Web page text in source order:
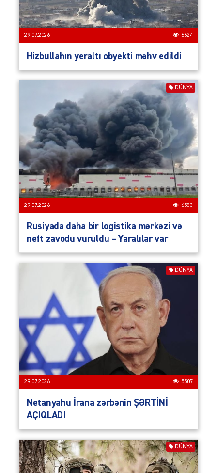
29.07.2026 6624
Hizbullahın yeraltı obyekti məhv edildi
DÜNYA
29.07.2026 6583
Rusiyada daha bir logistika mərkəzi və
neft zavodu vuruldu – Yaralılar var
DÜNYA
29.07.2026 5507
Netanyahu İrana zərbənin ŞƏRTİNİ
AÇIQLADI
DÜNYA